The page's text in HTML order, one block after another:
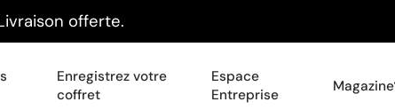
offerte.
Enregistrez votre
coffret
Espace
Entreprise
Magazine